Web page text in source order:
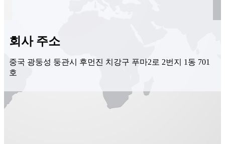
회사 주소
중국 광둥성 둥관시 후먼진 치강구 푸마2로 2번지 1동 701
호